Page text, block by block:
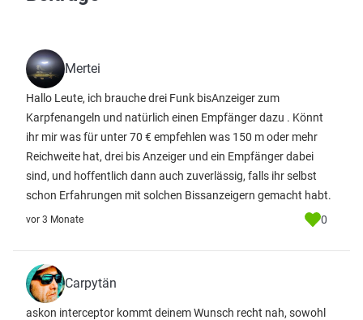
Mertei
Hallo Leute, ich brauche drei Funk bisAnzeiger zum
Karpfenangeln und natürlich einen Empfänger dazu . Könnt
ihr mir was für unter 70 € empfehlen was 150 m oder mehr
Reichweite hat, drei bis Anzeiger und ein Empfänger dabei
sind, und hoffentlich dann auch zuverlässig, falls ihr selbst
schon Erfahrungen mit solchen Bissanzeigern gemacht habt.
vor 3 Monate 0
Carpytän
askon interceptor kommt deinem Wunsch recht nah, sowohl